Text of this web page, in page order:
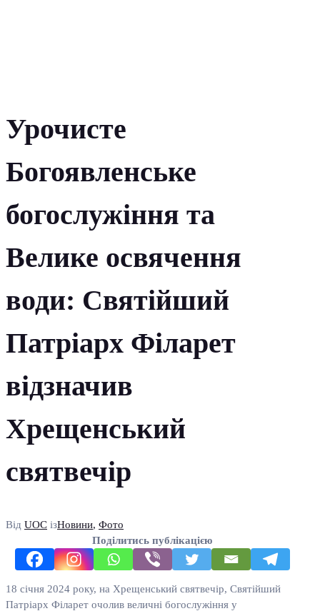
Урочисте
Богоявленське
богослужіння та
Велике освячення
води: Святійший
Патріарх Філарет
відзначив
Хрещенський
святвечір
Від UOC ізНовини, Фото
Поділитись публікацією
18 січня 2024 року, на Хрещенський святвечір, Святійший
Патріарх Філарет очолив величні богослужіння у